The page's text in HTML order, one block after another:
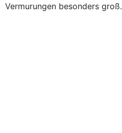
Vermurungen besonders groß.